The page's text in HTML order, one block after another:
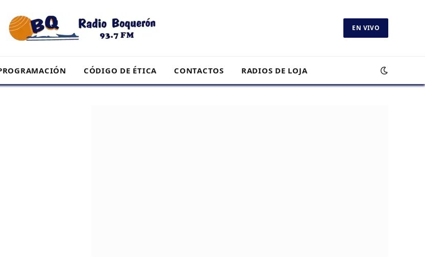
EN VIVO
CÓDIGO DE ÉTICA CONTACTOS RADIOS DE LOJA